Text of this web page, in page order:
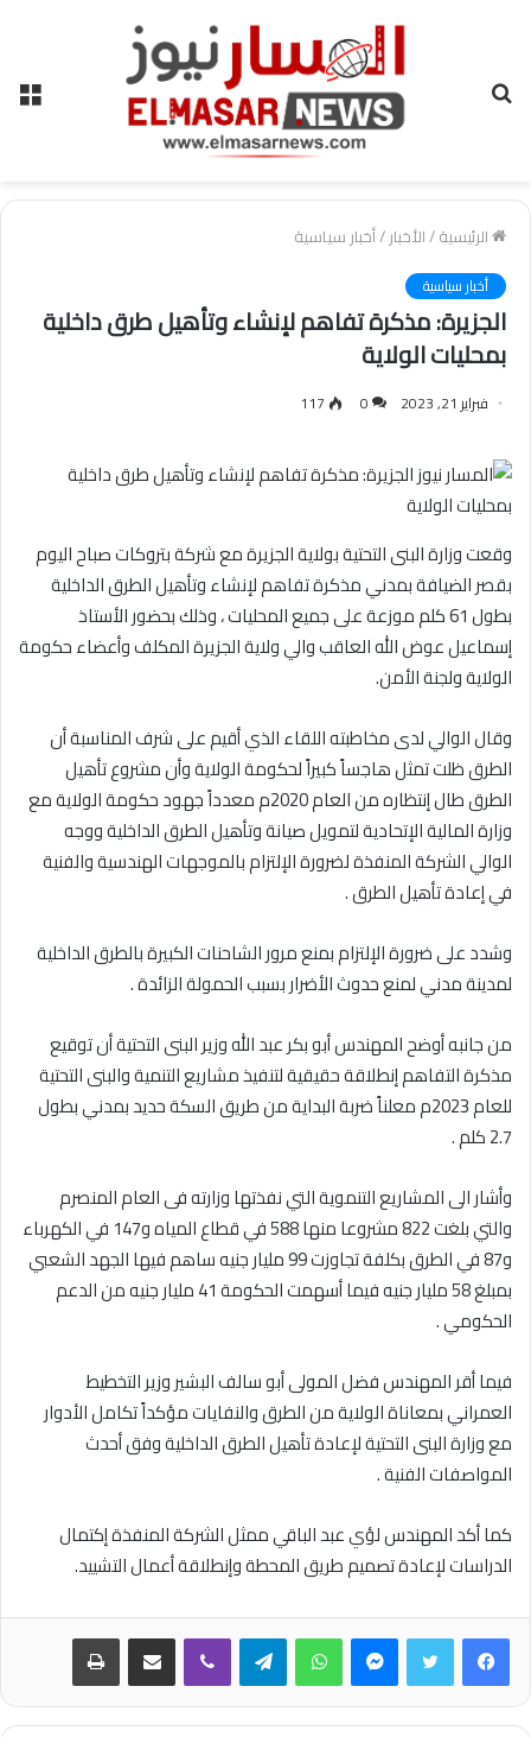
الرئيسية/الأخبار/أخبار سياسية
أخبار سياسية
الجزيرة: مذكرة تفاهم لإنشاء وتأهيل طرق داخلية
بمحليات الولاية
فبراير 21, 2023 0
117
وقعت وزارة البنى التحتية بولاية الجزيرة مع شركة بتروكات صباح اليوم
بقصر الضيافة بمدني مذكرة تفاهم لإنشاء وتأهيل الطرق الداخلية
بطول 61 كلم موزعة على جميع المحليات ، وذلك بحضور الأستاذ
إسماعيل عوض الله العاقب والي ولاية الجزيرة المكلف وأعضاء حكومة
الولاية ولجنة الأمن.
وقال الوالي لدى مخاطبته اللقاء الذي أقيم على شرف المناسبة أن
الطرق ظلت تمثل هاجساً كبيراً لحكومة الولاية وأن مشروع تأهيل
الطرق طال إنتظاره من العام 2020م معدداً جهود حكومة الولاية مع
وزارة المالية الإتحادية لتمويل صيانة وتأهيل الطرق الداخلية ووجه
الوالي الشركة المنفذة لضرورة الإلتزام بالموجهات الهندسية والفنية
في إعادة تأهيل الطرق .
وشدد على ضرورة الإلتزام بمنع مرور الشاحنات الكبيرة بالطرق الداخلية
لمدينة مدني لمنع حدوث الأضرار بسبب الحمولة الزائدة .
من جانبه أوضح المهندس أبو بكر عبد الله وزير البنى التحتية أن توقيع
مذكرة التفاهم إنطلاقة حقيقية لتنفيذ مشاريع التنمية والبنى التحتية
للعام 2023م معلناً ضربة البداية من طريق السكة حديد بمدني بطول
2.7 كلم .
وأشار الى المشاريع التنموية التي نفذتها وزارته فى العام المنصرم
والتي بلغت 822 مشروعا منها 588 في قطاع المياه و147 في الكهرباء
و87 في الطرق بكلفة تجاوزت 99 مليار جنيه ساهم فيها الجهد الشعبي
بمبلغ 58 مليار جنيه فيما أسهمت الحكومة 41 مليار جنيه من الدعم
الحكومي .
فيما أقر المهندس فضل المولى أبو سالف البشير وزير التخطيط
العمراني بمعاناة الولاية من الطرق والنفايات مؤكداً تكامل الأدوار
مع وزارة البنى التحتية لإعادة تأهيل الطرق الداخلية وفق أحدث
المواصفات الفنية .
كما أكد المهندس لؤي عبد الباقي ممثل الشركة المنفذة إكتمال
الدراسات لإعادة تصميم طريق المحطة وإنطلاقة أعمال التشييد.
فيسبوكتويتر ماسنجر واتساب تيلقرام ڤايبر مشاركة عبر البريد طباعة